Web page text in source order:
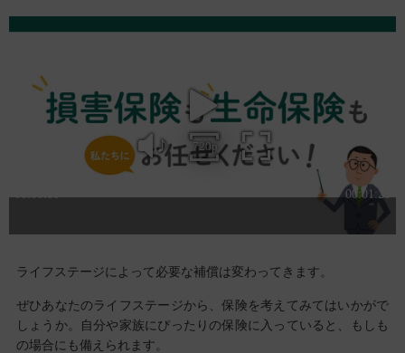
ライフステージによって必要な補償は変わってきます。
ぜひあなたのライフステージから、保険を考えてみてはいかがで
しょうか。
自分や家族にぴったりの保険に入っていると、もしも
の場合にも備えられます。